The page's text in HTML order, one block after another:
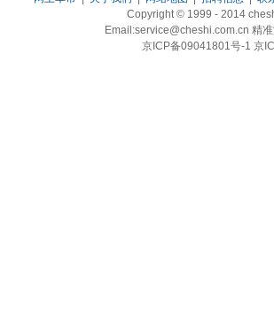
Copyright © 1999 - 2014
Email:service@cheshi.com.cn 精
京ICP备09041801号-1 京